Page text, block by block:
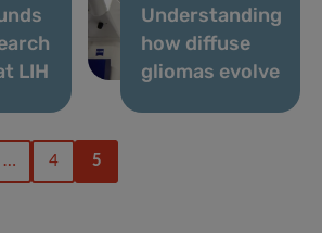
LIH
Understanding
how diffuse
gliomas evolve
… 4 5